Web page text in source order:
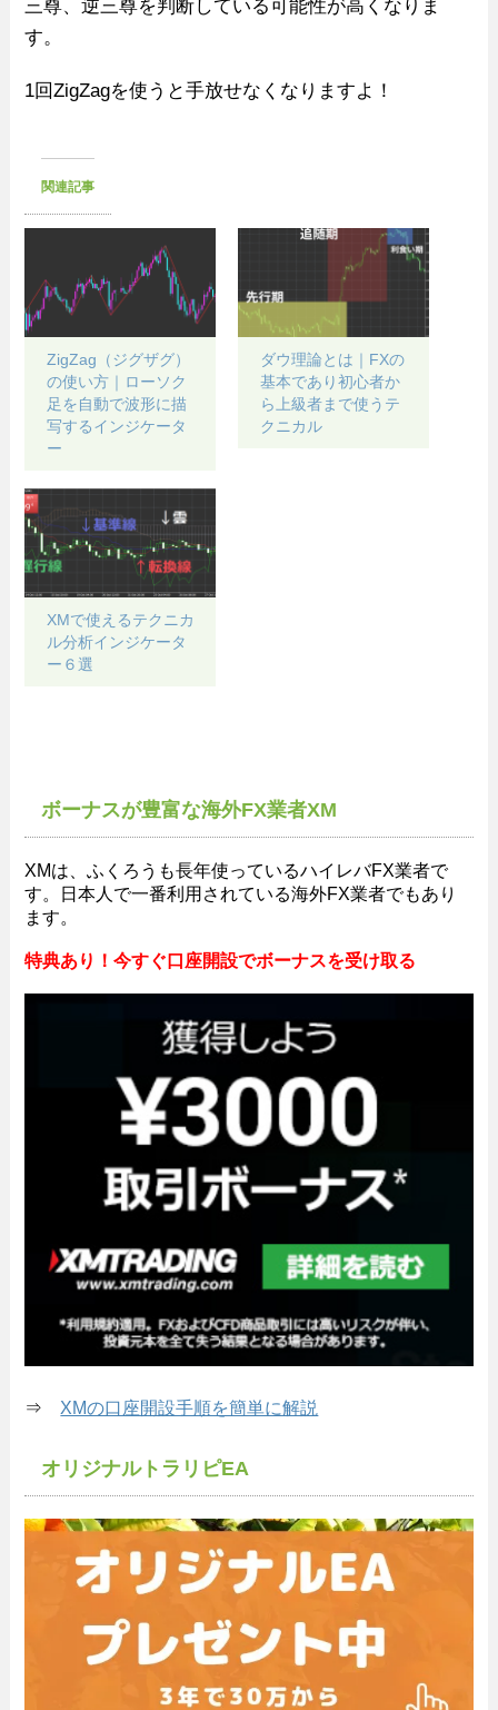
三尊、逆三尊を判断している可能性が高くなりま
す。
1回ZigZagを使うと手放せなくなりますよ！
関連記事
ZigZag（ジグザグ）
の使い方｜ローソク
足を自動で波形に描
写するインジケータ
ー
ダウ理論とは｜FXの
基本であり初心者か
ら上級者まで使うテ
クニカル
XMで使えるテクニカ
ル分析インジケータ
ー６選
ボーナスが豊富な海外FX業者XM
XMは、ふくろうも長年使っているハイレバFX業者で
す。日本人で一番利用されている海外FX業者でもあり
ます。
特典あり！今すぐ口座開設でボーナスを受け取る
⇒ XMの口座開設手順を簡単に解説
オリジナルトラリピEA